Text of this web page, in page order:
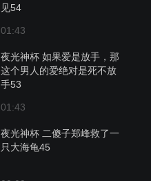
见54
01:43
夜光神杯 如果爱是放手，那
这个男人的爱绝对是死不放
手53
01:43
夜光神杯 二傻子郑峰救了一
只大海龟45